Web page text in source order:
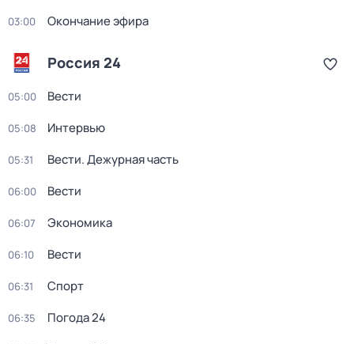
03:00 Окончание эфира
Россия 24
05:00 Вести
05:08 Интервью
05:31 Вести. Дежурная часть
06:00 Вести
06:07 Экономика
06:10 Вести
06:31 Спорт
06:35 Погода 24